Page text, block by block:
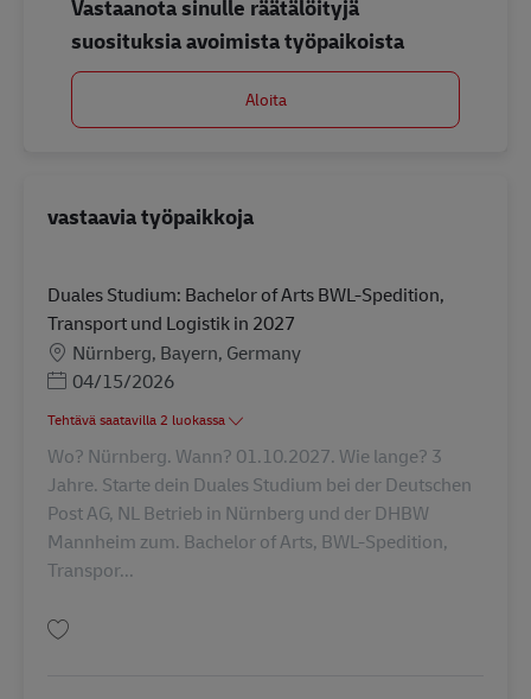
Vastaanota sinulle räätälöityjä
suosituksia avoimista työpaikoista
Aloita
vastaavia työpaikkoja
Duales Studium: Bachelor of Arts BWL-Spedition,
Transport und Logistik in 2027
SijaintiNürnberg, Bayern, Germany
Posted Date
04/15/2026
Tehtävä saatavilla 2 luokassa
Wo? Nürnberg. Wann? 01.10.2027. Wie lange? 3
Jahre. Starte dein Duales Studium bei der Deutschen
Post AG, NL Betrieb in Nürnberg und der DHBW
Mannheim zum. Bachelor of Arts, BWL-Spedition,
Transpor...